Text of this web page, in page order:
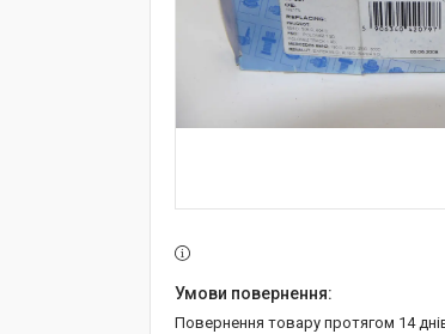
повернення товару протягом 14